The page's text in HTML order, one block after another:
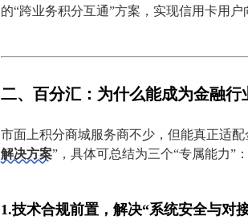
的“跨业务积分互通”方案，实现信用卡用
二、百分汇：为什么能成为金融行
市面上积分商城服务商不少，但能真正适
解决方案”，具体可总结为三个“专属能力”：
1.技术合规前置， 解决“系统安全与对